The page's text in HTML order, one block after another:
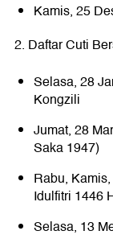
Kamis, 25
2. Daftar Cuti
Selasa, 28
Kongzili
Jumat, 28
Saka 1947)
Rabu,
Idulfitri 1446
Selasa, 13